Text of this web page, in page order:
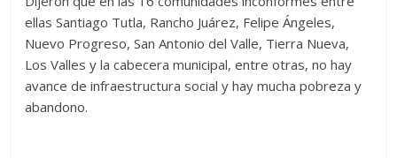
ellas Santiago Tutla, Rancho Juárez, Felipe Ángeles,
Nuevo Progreso, San Antonio del Valle, Tierra Nueva,
Los Valles y la cabecera municipal, entre otras, no hay
avance de infraestructura social y hay mucha pobreza y
abandono.